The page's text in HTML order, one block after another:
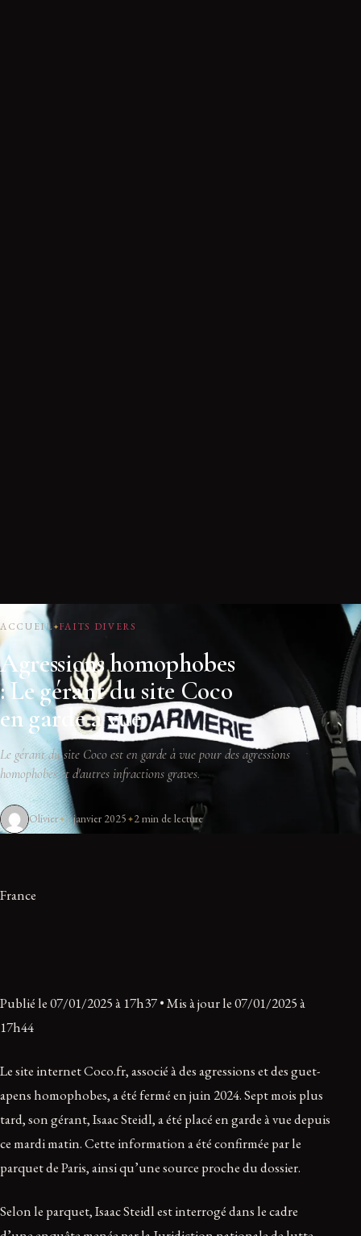
ACCUEIL FAITS DIVERS
Agressions homophobes
: Le gérant du site Coco
en garde à vue
Le gérant du site Coco est en garde à vue pour des agressions
homophobes et d'autres infractions graves.
Olivier 7 janvier 2025 2 min de lecture
France
Publié le 07/01/2025 à 17h37 • Mis à jour le 07/01/2025 à
17h44
Le site internet Coco.fr, associé à des agressions et des guet-
apens homophobes, a été fermé en juin 2024. Sept mois plus
tard, son gérant, Isaac Steidl, a été placé en garde à vue depuis
ce mardi matin. Cette information a été confirmée par le
parquet de Paris, ainsi qu’une source proche du dossier.
Selon le parquet, Isaac Steidl est interrogé dans le cadre